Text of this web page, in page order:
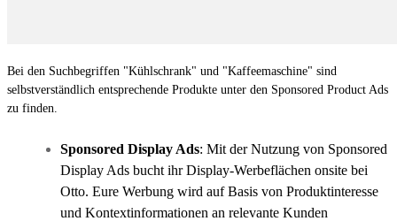
Bei den Suchbegriffen "Kühlschrank" und "Kaffeemaschine" sind
selbstverständlich entsprechende Produkte unter den Sponsored Product Ads
zu finden.
Sponsored Display Ads: Mit der Nutzung von Sponsored
Display Ads bucht ihr Display-Werbeflächen onsite bei
Otto. Eure Werbung wird auf Basis von Produktinteresse
und Kontextinformationen an relevante Kunden